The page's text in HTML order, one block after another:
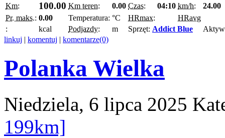
Km: 100.00 Km teren: 0.00 Czas: 04:10 km/h:
24.00
Pr. maks.: 0.00 Temperatura: °C HRmax:
HRavg
:
kcal Podjazdy: m Sprzęt: Addict Blue
linkuj | komentuj | komentarze(0)
Polanka Wielka
Niedziela, 6 lipca 2025
199km]